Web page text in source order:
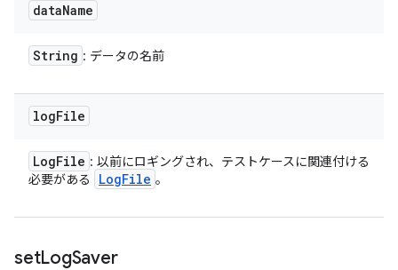
dataName
String : データの名前
logFile
LogFile : 以前にロギングされ、テストケースに関連付ける
必要がある
LogFile 。
setLogSaver